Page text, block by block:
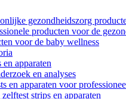
gezondheidszorg
producten voor de
voor de baby wellness
apparaten
en analyses
en apparaten voor
strips en apparaten